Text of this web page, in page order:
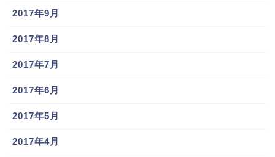
2017年9月
2017年8月
2017年7月
2017年6月
2017年5月
2017年4月